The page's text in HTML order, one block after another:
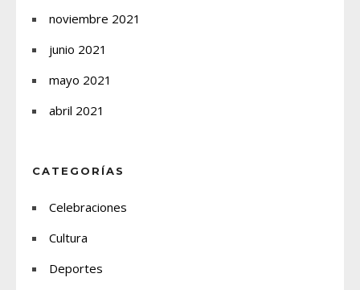
noviembre 2021
junio 2021
mayo 2021
abril 2021
CATEGORÍAS
Celebraciones
Cultura
Deportes